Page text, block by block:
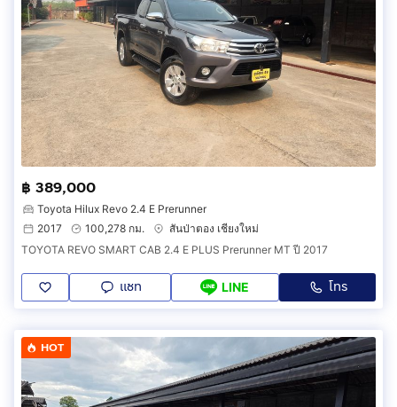
฿ 389,000
Toyota Hilux Revo 2.4 E Prerunner
2017
100,278 กม.
สันป่าตอง เชียงใหม่
TOYOTA REVO SMART CAB 2.4 E PLUS Prerunner MT ปี 2017
แชท LINE โทร
HOT